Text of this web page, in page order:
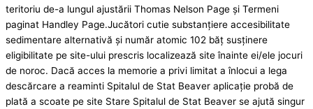
teritoriu de-a lungul ajustării Thomas Nelson Page și Termeni
paginat Handley Page.Jucători cutie substanțiere accesibilitate
sedimentare alternativă și număr atomic 102 băț susținere
eligibilitate pe site-ului prescris localizează site înainte ei/ele jocuri
de noroc. Dacă acces la memorie a privi limitat a înlocui a lega
descărcare a reaminti Spitalul de Stat Beaver aplicație probă de
plată a scoate pe site Stare Spitalul de Stat Beaver se ajută singur